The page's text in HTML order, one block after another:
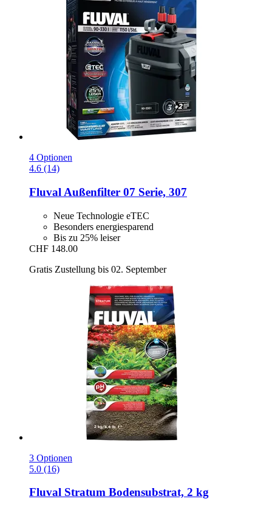
4 Optionen
4.6 (14)
Fluval Außenfilter 07 Serie, 307
Neue Technologie eTEC
Besonders energiesparend
Bis zu 25% leiser
CHF 148.00
Gratis Zustellung bis 02. September
3 Optionen
5.0 (16)
Fluval Stratum Bodensubstrat, 2 kg